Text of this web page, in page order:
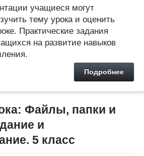
учащиеся могут
тему урока и оценить
Практические задания
на развитие навыков
Подробнее
Файлы, папки и
и
5 класс